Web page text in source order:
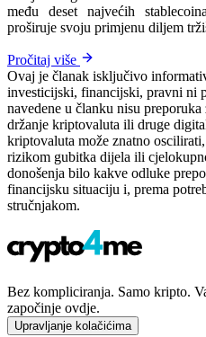
među deset najvećih
proširuje svoju primjenu diljem
Pročitaj više
Ovaj je članak isključivo
investicijski, financijski, pravni ni
navedene u članku nisu
držanje kriptovaluta ili druge
kriptovaluta može znatno
rizikom gubitka dijela ili
donošenja bilo kakve odluke
financijsku situaciju i, prema
stručnjakom.
Bez kompliciranja. Samo kripto.
započinje ovdje.
Upravljanje kolačićima